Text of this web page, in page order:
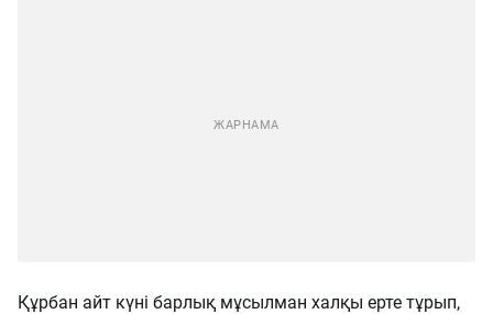
Құрбан айт күні барлық мұсылман халқы ерте тұрып,